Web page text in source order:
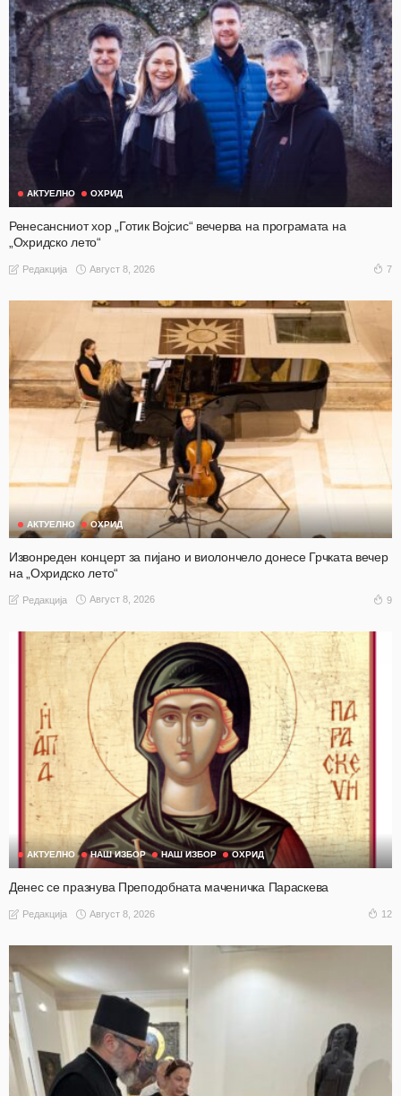
АКТУЕЛНО ОХРИД
Ренесансниот хор „Готик Војсис“ вечерва на програмата на
„Охридско лето“
Редакција Август 8, 2026 7
АКТУЕЛНО ОХРИД
Извонреден концерт за пијано и виолончело донесе Грчката вечер
на „Охридско лето“
Редакција Август 8, 2026 9
АКТУЕЛНО НАШ ИЗБОР НАШ ИЗБОР ОХРИД
Денес се празнува Преподобната маченичка Параскева
Редакција Август 8, 2026 12